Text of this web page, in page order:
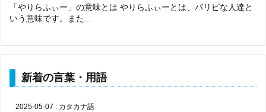
「やりらふぃー」の意味とは やりらふぃーとは、パリピな人達と
いう意味です。また...
新着の言葉・用語
2025-05-07 : カタカナ語